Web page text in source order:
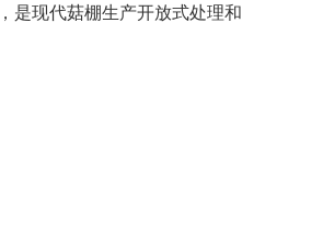
是现代菇棚生产开放式处理和